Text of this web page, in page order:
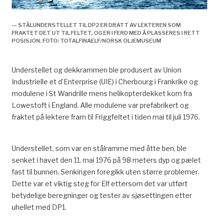
— STÅLUNDERSTELLET TIL DP2 ER DRATT AV LEKTEREN SOM
FRAKTET DET UT TIL FELTET, OG ER I FERD MED Å PLASSERES I RETT
POSISJON. FOTO: TOTALFINAELF/NORSK OLJEMUSEUM
Understellet og dekkrammen ble produsert av Union
Industrielle et d’Enterprise (UIE) i Cherbourg i Frankrike og
modulene i St Wandrille mens helikopterdekket kom fra
Lowestoft i England. Alle modulene var prefabrikert og
fraktet på lektere fram til Friggfeltet i tiden mai til juli 1976.
Understellet, som var en stålramme med åtte ben, ble
senket i havet den 11. mai 1976 på 98 meters dyp og pælet
fast til bunnen. Senkingen foregikk uten større problemer.
Dette var et viktig steg for Elf ettersom det var utført
betydelige beregninger og tester av sjøsettingen etter
uhellet med DP1.